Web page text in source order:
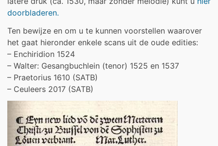
doorbladeren.
Ten bewijze en om u te kunnen voorstellen waarover
het gaat hieronder enkele scans uit de oude edities:
– Enchiridion 1524
– Walter: Gesangbuchlein (tenor) 1525 en 1537
– Praetorius 1610 (SATB)
– Ceuleers 2017 (SATB)